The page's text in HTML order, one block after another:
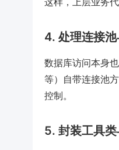
4. 处理连接
数据库访问本身
等）自带连接池
控制。
5. 封装工具